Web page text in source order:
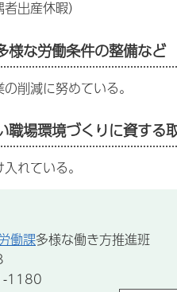
出産休暇）
様な労働条件の整備など
削減に努めている。
職場環境づくりに資する
れている。
働課多様な働き方推進班
1180